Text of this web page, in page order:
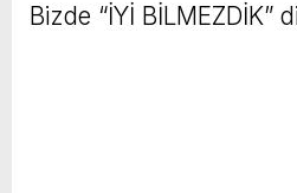
Bizde “İYİ BİLMEZDİK”